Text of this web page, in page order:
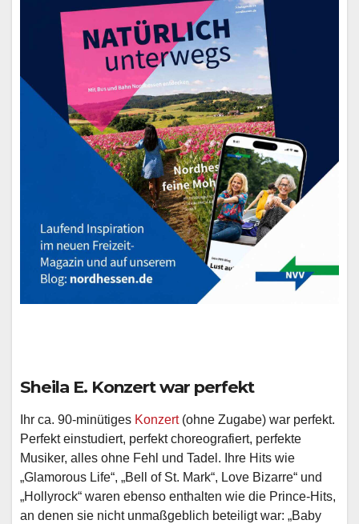
Sheila E. Konzert war perfekt
Ihr ca. 90-minütiges Konzert(ohne Zugabe) war perfekt.
Perfekt einstudiert, perfekt choreografiert, perfekte
Musiker, alles ohne Fehl und Tadel. Ihre Hits wie
„Glamorous Life“, „Bell of St. Mark“, Love Bizarre“ und
„Hollyrock“ waren ebenso enthalten wie die Prince-Hits,
an denen sie nicht unmaßgeblich beteiligt war: „Baby